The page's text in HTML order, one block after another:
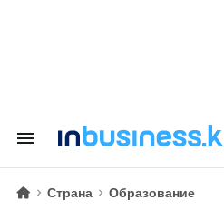
Страна Образование